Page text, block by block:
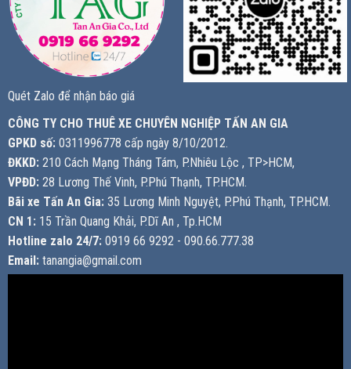
Quét Zalo để nhận báo giá
CÔNG TY CHO THUÊ XE CHUYÊN NGHIỆP TẤN AN GIA
GPKD số: 0311996778 cấp ngày 8/10/2012.
ĐKKD: 210 Cách Mạng Tháng Tám, P.Nhiêu Lộc , TP>HCM,
VPĐD: 28 Lương Thế Vinh, P.Phú Thạnh, TP.HCM.
Bãi xe Tấn An Gia: 35 Lương Minh Nguyệt, P.Phú Thạnh, TP.HCM.
CN 1: 15 Trần Quang Khải, P.Dĩ An , Tp.HCM
Hotline zalo 24/7: 0919 66 9292 - 090.66.777.38
Email: tanangia@gmail.com